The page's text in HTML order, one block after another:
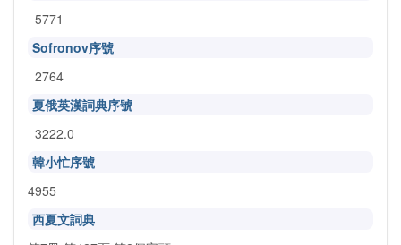
5771
Sofronov序號
2764
夏俄英漢詞典序號
3222.0
韓小忙序號
4955
西夏文詞典